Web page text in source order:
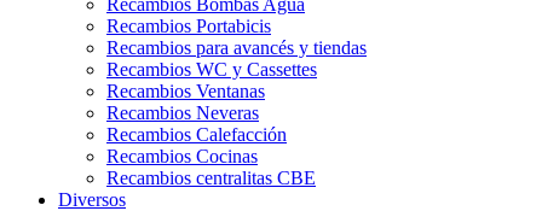
Recambios Portabicis
Recambios para avancés y tiendas
Recambios WC y Cassettes
Recambios Ventanas
Recambios Neveras
Recambios Calefacción
Recambios Cocinas
Recambios centralitas CBE
Diversos